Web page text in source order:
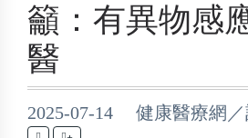
籲：有異物感
醫
2025-07-14 健康醫療網／